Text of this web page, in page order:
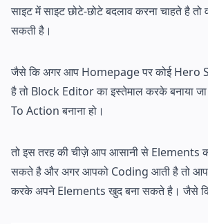
साइट में साइट छोटे-छोटे बदलाव करना चाहते है तो
सकती है।
जैसे कि अगर आप Homepage पर कोई Hero
है तो Block Editor का इस्तेमाल करके बनाया
To Action बनाना हो।
तो इस तरह की चीज़े आप आसानी से Elements
सकते है और अगर आपको Coding आती है तो
करके अपने Elements खुद बना सकते है। जैसे